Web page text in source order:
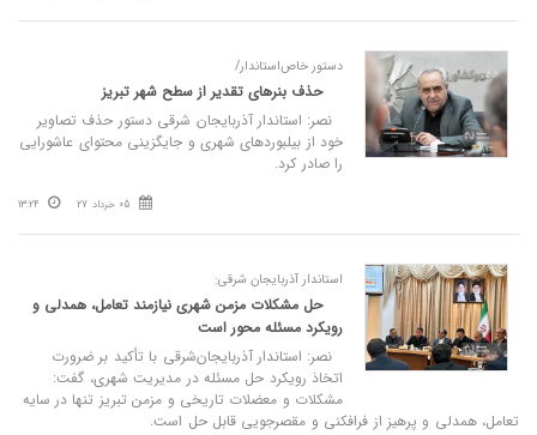
دستور خاص‌استاندار/
حذف بنرهای تقدیر از سطح شهر تبریز
نصر: استاندار آذربایجان شرقی دستور حذف تصاویر
خود از بیلبوردهای شهری و جایگزینی محتوای عاشورایی
را صادر کرد.
05 خرداد 27 13:24
استاندار آذربایجان‌ شرقی:
حل مشکلات مزمن شهری نیازمند تعامل، همدلی و
رویکرد مسئله‌ محور است
نصر: استاندار آذربایجان‌شرقی با تأکید بر ضرورت
اتخاذ رویکرد حل مسئله در مدیریت شهری، گفت:
مشکلات و معضلات تاریخی و مزمن تبریز تنها در سایه
تعامل، همدلی و پرهیز از فرافکنی و مقصرجویی قابل حل است.